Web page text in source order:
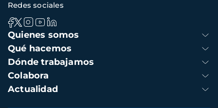
Navegación
principal
Quienes somos
Qué hacemos
Dónde trabajamos
Colabora
Actualidad
Redes sociales